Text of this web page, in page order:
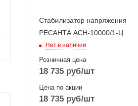
Стабилизатор напряжения
РЕСАНТА АСН-10000/1-Ц
Нет в наличии
Розничная цена
18 735 руб/шт
Цена по акции
18 735 руб/шт